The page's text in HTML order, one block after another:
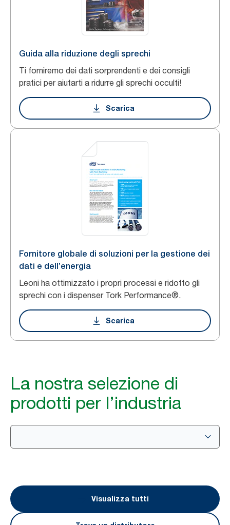
Guida alla riduzione degli sprechi
Ti forniremo dei dati sorprendenti e dei consigli
pratici per aiutarti a ridurre gli sprechi occulti!
Scarica
Fornitore globale di soluzioni per la gestione dei
dati e dell’energia
Leoni ha ottimizzato i propri processi e ridotto gli
sprechi con i dispenser Tork Performance®.
Scarica
La nostra selezione di
prodotti per l’industria
Visualizza tutti